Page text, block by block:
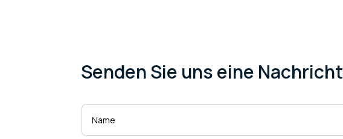
Senden Sie uns eine Nachricht